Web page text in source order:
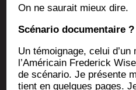
On ne sau­rait mieux dire.
Scé­na­rio documentaire ?
Un témoi­gnage, celui
l’A­mé­ri­cain Fre­de­rick
de scé­na­rio. Je pré­sente
tient en quelques pages.